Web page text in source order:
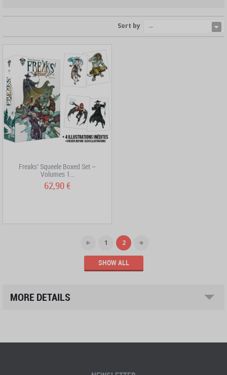
Sort by --
Freaks’ Squeele Boxed Set –
Volumes 1...
62,90 €
1 2
SHOW ALL
MORE DETAILS